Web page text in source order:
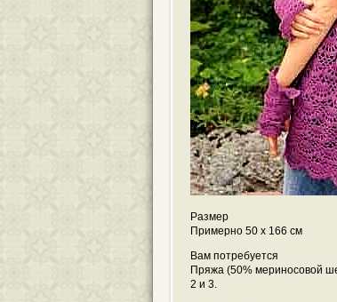
Размер
Примерно 50 х 166 см
Вам потребуется
Пряжа (50% мериносовой
2 и 3.